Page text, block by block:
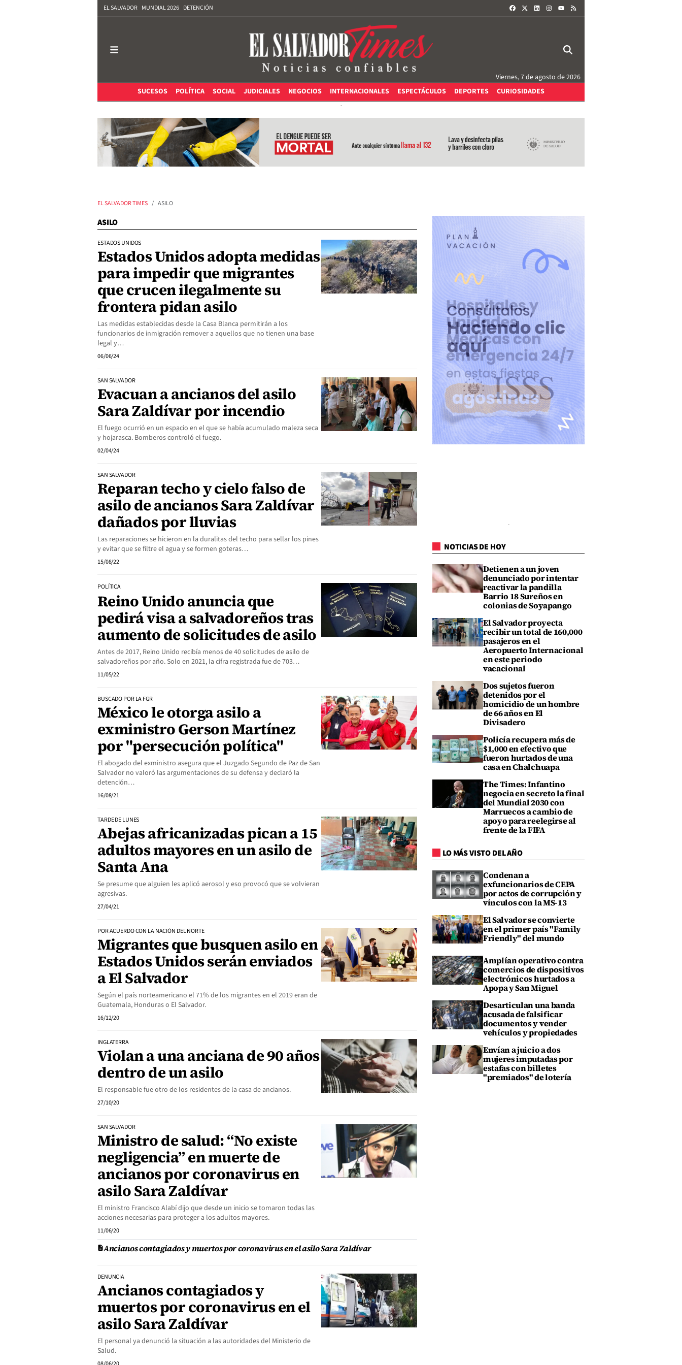
EL SALVADOR MUNDIAL 2026 DETENCIÓN FACEBOOKLINKEDININSTAGRAM
Viernes, 7 de agosto de 2026
SUCESOS
POLÍTICA SOCIAL JUDICIALES NEGOCIOS INTERNACIONALES ESPECTÁCULOS DEPORTES CURIOSIDADES
EL SALVADOR TIMES ASILO
ASILO
ESTADOS UNIDOS
Estados Unidos adopta medidas
para impedir que migrantes
que crucen ilegalmente su
frontera pidan asilo
Las medidas establecidas desde la Casa Blanca permitirán a los
funcionarios de inmigración remover a aquellos que no tienen una base
legal y…
06/06/24
SAN SALVADOR
Evacuan a ancianos del asilo
Sara Zaldívar por incendio
El fuego ocurrió en un espacio en el que se había acumulado maleza seca
y hojarasca. Bomberos controló el fuego.
02/04/24
SAN SALVADOR
Reparan techo y cielo falso de
asilo de ancianos Sara Zaldívar
dañados por lluvias
Las reparaciones se hicieron en la duralitas del techo para sellar los pines
y evitar que se filtre el agua y se formen goteras…
15/08/22
POLÍTICA
Reino Unido anuncia que
pedirá visa a salvadoreños tras
aumento de solicitudes de asilo
Antes de 2017, Reino Unido recibía menos de 40 solicitudes de asilo de
salvadoreños por año. Solo en 2021, la cifra registrada fue de 703…
11/05/22
BUSCADO POR LA FGR
México le otorga asilo a
exministro Gerson Martínez
por "persecución política"
El abogado del exministro asegura que el Juzgado Segundo de Paz de San
Salvador no valoró las argumentaciones de su defensa y declaró la
detención…
16/08/21
TARDE DE LUNES
Abejas africanizadas pican a 15
adultos mayores en un asilo de
Santa Ana
Se presume que alguien les aplicó aerosol y eso provocó que se volvieran
agresivas.
27/04/21
POR ACUERDO CON LA NACIÓN DEL NORTE
Migrantes que busquen asilo en
Estados Unidos serán enviados
a El Salvador
Según el país norteamericano el 71% de los migrantes en el 2019 eran de
Guatemala, Honduras o El Salvador.
16/12/20
INGLATERRA
Violan a una anciana de 90 años
dentro de un asilo
El responsable fue otro de los residentes de la casa de ancianos.
27/10/20
SAN SALVADOR
Ministro de salud: “No existe
negligencia” en muerte de
ancianos por coronavirus en
asilo Sara Zaldívar
El ministro Francisco Alabí dijo que desde un inicio se tomaron todas las
acciones necesarias para proteger a los adultos mayores.
11/06/20
Ancianos contagiados y muertos por coronavirus en el asilo Sara Zaldívar
DENUNCIA
Ancianos contagiados y
muertos por coronavirus en el
asilo Sara Zaldívar
El personal ya denunció la situación a las autoridades del Ministerio de
Salud.
NOTICIAS DE HOY
Detienen a un joven
denunciado por intentar
reactivar la pandilla
Barrio 18 Sureños en
colonias de Soyapango
El Salvador proyecta
recibir un total de 160,000
pasajeros en el
Aeropuerto Internacional
en este periodo
vacacional
Dos sujetos fueron
detenidos por el
homicidio de un hombre
de 66 años en El
Divisadero
Policía recupera más de
$1,000 en efectivo que
fueron hurtados de una
casa en Chalchuapa
The Times: Infantino
negocia en secreto la final
del Mundial 2030 con
Marruecos a cambio de
apoyo para reelegirse al
frente de la FIFA
LO MÁS VISTO DEL AÑO
Condenan a
exfuncionarios de CEPA
por actos de corrupción y
vínculos con la MS-13
El Salvador se convierte
en el primer país "Family
Friendly" del mundo
Amplían operativo contra
comercios de dispositivos
electrónicos hurtados a
Apopa y San Miguel
Desarticulan una banda
acusada de falsificar
documentos y vender
vehículos y propiedades
Envían a juicio a dos
mujeres imputadas por
estafas con billetes
"premiados" de lotería